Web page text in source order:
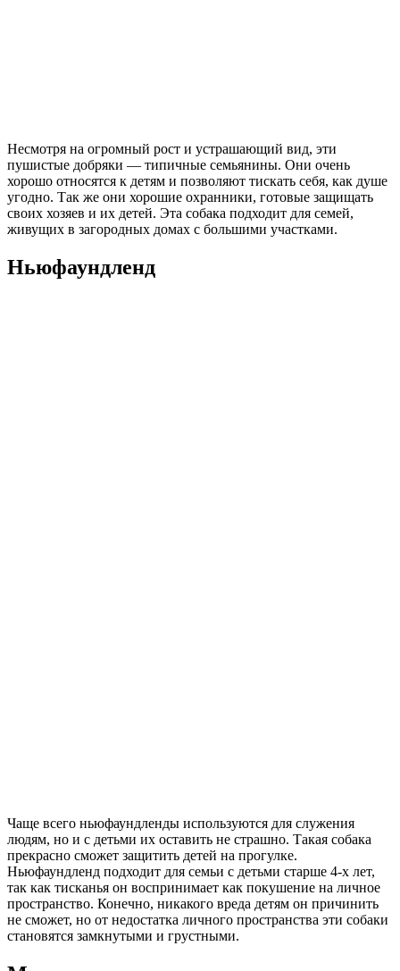
Несмотря на огромный рост и устрашающий вид, эти
пушистые добряки — типичные семьянины. Они очень
хорошо относятся к детям и позволяют тискать себя, как душе
угодно. Так же они хорошие охранники, готовые защищать
своих хозяев и их детей. Эта собака подходит для семей,
живущих в загородных домах с большими участками.
Ньюфаундленд
Чаще всего ньюфаундленды используются для служения
людям, но и с детьми их оставить не страшно. Такая собака
прекрасно сможет защитить детей на прогулке.
Ньюфаундленд подходит для семьи с детьми старше 4-х лет,
так как тисканья он воспринимает как покушение на личное
пространство. Конечно, никакого вреда детям он причинить
не сможет, но от недостатка личного пространства эти собаки
становятся замкнутыми и грустными.